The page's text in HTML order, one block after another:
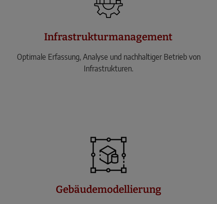
Infrastrukturmanagement
Optimale Erfassung, Analyse und nachhaltiger Betrieb von
Infrastrukturen.
Gebäudemodellierung